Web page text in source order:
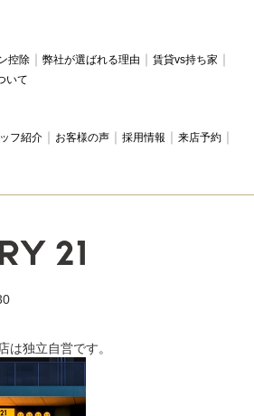
控除 弊社が選ばれる理由
賃貸vs持ち家
いて
フ紹介 お客様の声 採用情報
来店予約
独立自営です。